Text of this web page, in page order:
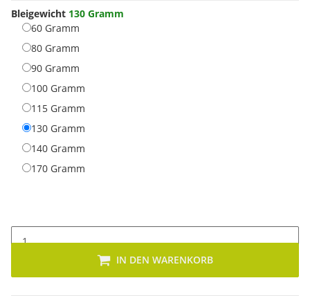
Bleigewicht 130 Gramm
60 Gramm
80 Gramm
90 Gramm
100 Gramm
115 Gramm
130 Gramm
140 Gramm
170 Gramm
IN DEN WARENKORB